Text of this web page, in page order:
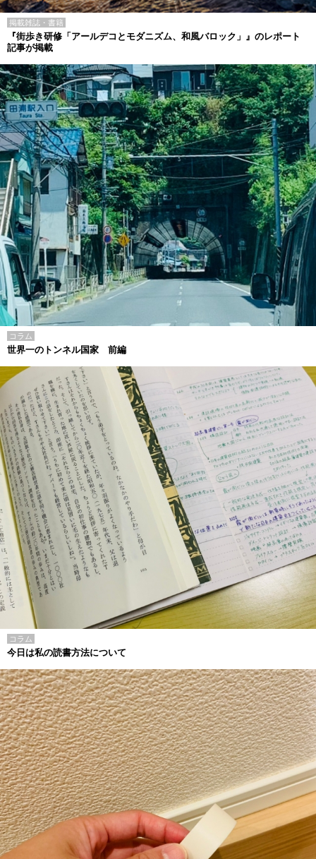
掲載雑誌・書籍
『街歩き研修「アールデコとモダニズム、和風バロック」』のレポート
記事が掲載
コラム
世界一のトンネル国家 前編
コラム
今日は私の読書方法について